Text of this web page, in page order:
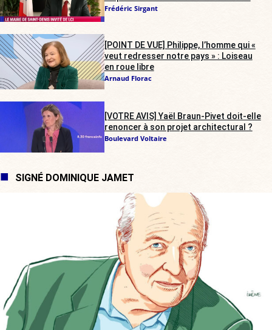
Frédéric Sirgant
[POINT DE VUE] Philippe, l’homme qui «
veut redresser notre pays » : Loiseau
en roue libre
Arnaud Florac
[VOTRE AVIS] Yaël Braun-Pivet doit-elle
renoncer à son projet architectural ?
Boulevard Voltaire
SIGNÉ DOMINIQUE JAMET